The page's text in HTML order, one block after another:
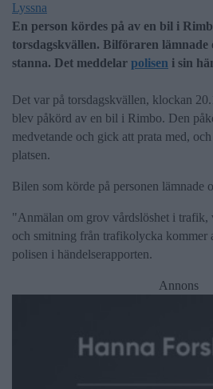
Lyssna
En person kördes på av en bil i
torsdagskvällen. Bilföraren lämnade
stanna. Det meddelar polisen i sin
Det var på torsdagskvällen, klockan
blev påkörd av en bil i Rimbo. Den
medvetande och gick att prata med,
platsen.
Bilen som körde på personen lämnade
"Anmälan om grov vårdslöshet i trafik,
och smitning från trafikolycka kommer
polisen i händelserapporten.
Annons